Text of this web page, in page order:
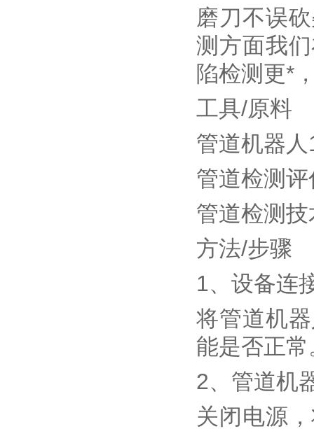
磨刀不误
测方面我
陷检测更*
工具/原料
管道机器人
管道检测
管道检测
方法/步骤
1、设备连
将管道机
能是否正常
2、管道机
关闭电源